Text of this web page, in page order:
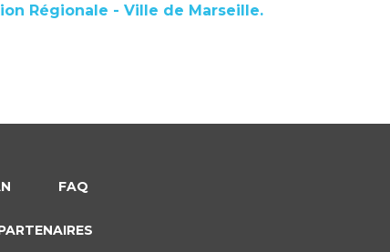
Régionale - Ville de Marseille.
FAQ